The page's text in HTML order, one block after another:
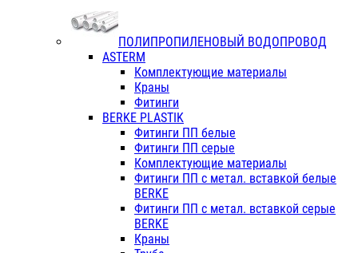
ПОЛИПРОПИЛЕНОВЫЙ ВОДОПРОВОД
ASTERM
Комплектующие материалы
Краны
Фитинги
BERKE PLASTIK
Фитинги ПП белые
Фитинги ПП серые
Комплектующие материалы
Фитинги ПП с метал. вставкой белые
BERKE
Фитинги ПП с метал. вставкой серые
BERKE
Краны